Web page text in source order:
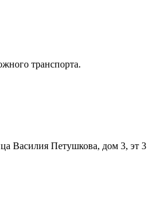
транспорта.
Василия Петушкова, дом 3, эт 3